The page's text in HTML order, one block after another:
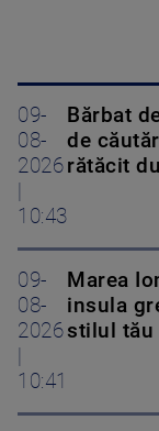
09-
08-
2026
10:43
Bărbat
de
rătăcit
09-
08-
2026
10:41
Marea
insula
stilul tău